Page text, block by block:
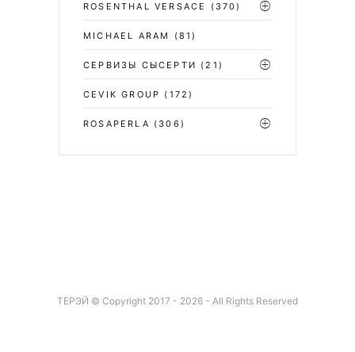
ROSENTHAL VERSACE (370)
MICHAEL ARAM (81)
СЕРВИЗЫ СЫСЕРТИ (21)
CEVIK GROUP (172)
ROSAPERLA (306)
ТЕРЭЙ © Copyright 2017 - 2026 - All Rights Reserved